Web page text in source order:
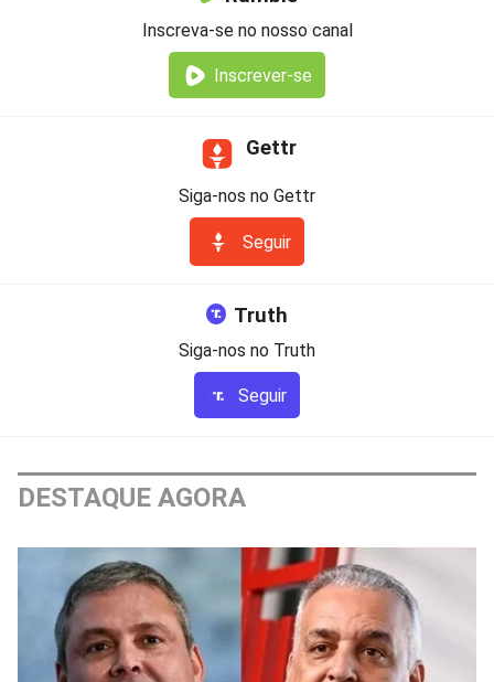
Inscreva-se no nosso canal
Inscrever-se
Gettr
Siga-nos no Gettr
Seguir
Truth
Siga-nos no Truth
Seguir
DESTAQUE AGORA